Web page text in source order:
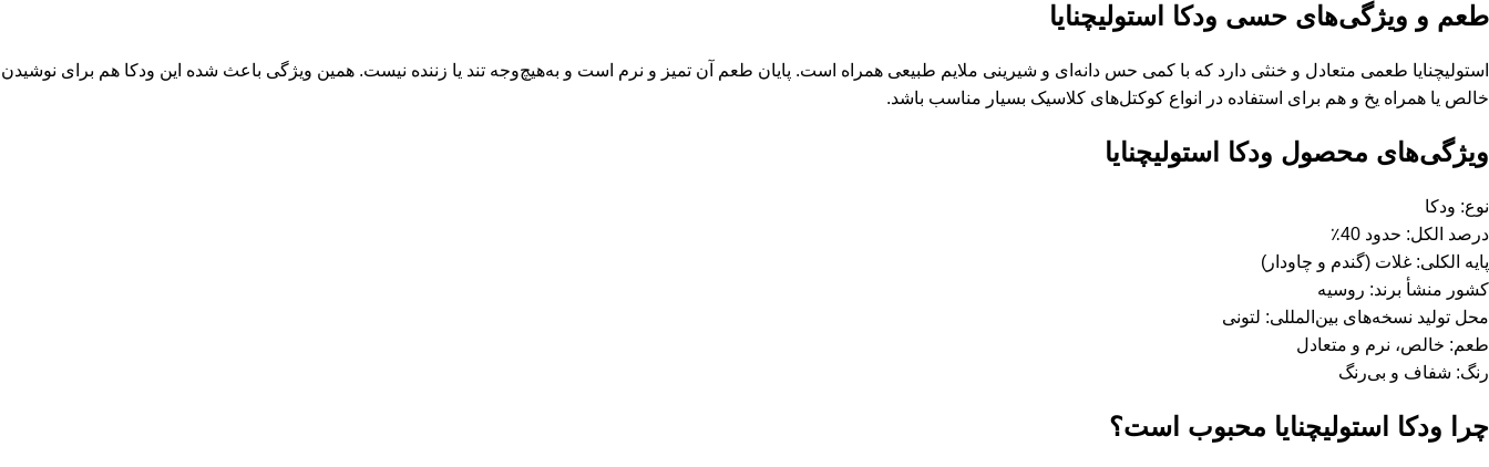
طعم و ویژگی‌های حسی ودکا استولیچنایا
استولیچنایا طعمی متعادل و خنثی دارد که با کمی حس دانه‌ای و شیرینی ملایم طبیعی همراه است. پایان طعم آن تمیز و نرم است و به‌هیچ‌وجه تند یا زننده نیست. همین ویژگی باعث شده این ودکا هم برای نوشیدن
خالص یا همراه یخ و هم برای استفاده در انواع کوکتل‌های کلاسیک بسیار مناسب باشد.
ویژگی‌های محصول ودکا استولیچنایا
نوع: ودکا
درصد الکل: حدود 40٪
پایه الکلی: غلات (گندم و چاودار)
کشور منشأ برند: روسیه
محل تولید نسخه‌های بین‌المللی: لتونی
طعم: خالص، نرم و متعادل
رنگ: شفاف و بی‌رنگ
چرا ودکا استولیچنایا محبوب است؟